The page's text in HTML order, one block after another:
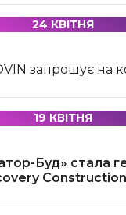
24 КВІТНЯ
запрошує на
19 КВІТНЯ
Буд» стала